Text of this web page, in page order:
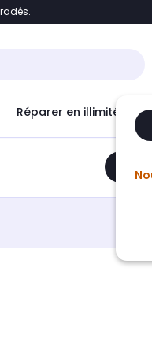
Accéder
Réparer en illimité avec